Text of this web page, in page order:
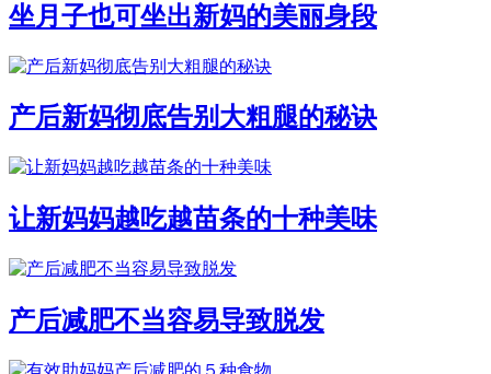
坐月子也可坐出新妈的美丽身段
产后新妈彻底告别大粗腿的秘诀
让新妈妈越吃越苗条的十种美味
产后减肥不当容易导致脱发